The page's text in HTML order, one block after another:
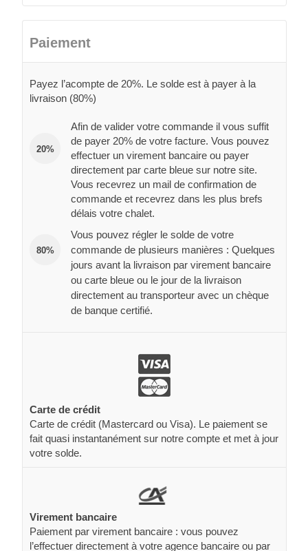
Paiement
Payez l’acompte de 20%. Le solde est à payer à la
livraison (80%)
20%
Afin de valider votre commande il vous suffit
de payer 20% de votre facture. Vous pouvez
effectuer un virement bancaire ou payer
directement par carte bleue sur notre site.
Vous recevrez un mail de confirmation de
commande et recevrez dans les plus brefs
délais votre chalet.
80%
Vous pouvez régler le solde de votre
commande de plusieurs manières : Quelques
jours avant la livraison par virement bancaire
ou carte bleue ou le jour de la livraison
directement au transporteur avec un chèque
de banque certifié.
Carte de crédit
Carte de crédit (Mastercard ou Visa). Le paiement se
fait quasi instantanément sur notre compte et met à jour
votre solde.
Virement bancaire
Paiement par virement bancaire : vous pouvez
l’effectuer directement à votre agence bancaire ou par